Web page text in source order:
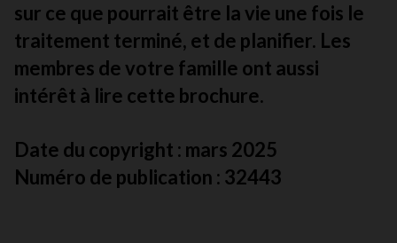
sur ce que pourrait être la vie une fois le
traitement terminé, et de planifier. Les
membres de votre famille ont aussi
intérêt à lire cette brochure.
Date du copyright : mars 2025
Numéro de publication : 32443